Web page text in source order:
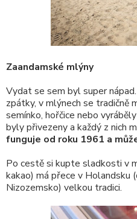
Zaandamské mlýny
Vydat se sem byl super
zpátky, v mlýnech se tradičně
semínko, hořčice nebo
byly přivezeny a každý z nich
funguje od roku 1961 a
Po cestě si kupte sladkosti v
kakao) má přece v Holandsku
Nizozemsko) velkou tradici.